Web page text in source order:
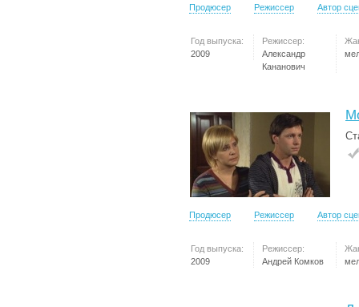
Продюсер Режиссер Автор
Год выпуска:
2009
Режиссер:
Александр
Кананович
Продюсер Режиссер Автор
Год выпуска:
2009
Режиссер:
Андрей Комков